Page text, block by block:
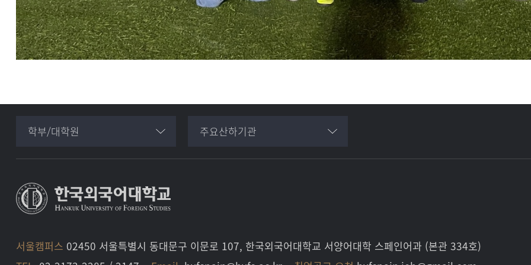
학부/대학원 주요산하기관
서울캠퍼스 02450 서울특별시 동대문구 이문로 107, 한국외국어대학교 서양어대학 스페인어과 (본관 334호)